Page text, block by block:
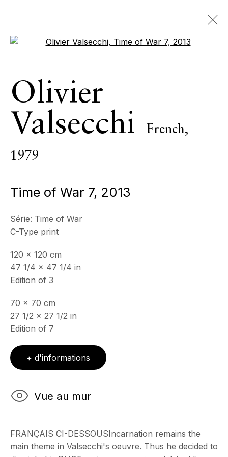
œuvres
TOUS PIÈCES D’INTÉRIEUR
SCULPTURE MONUMENTALE PHOTOGRAPHIE
06400 Cannes, France
HORAIRES D'OUVERTURE
& sur RDV
Ouvert sur rdv au mois d'août
+33 (0)6 32 00 28 89
info@echofinearts.com
Copyright © 2026 Echo Fine Arts
Open a larger version of the
Olivier
Valsecchi
French,
1979
Time of War 7, 2013
Série: Time of War
C-Type print
120 x 120 cm
47 1/4 x 47 1/4 in
Edition of 3
70 x 70 cm
27 1/2 x 27 1/2 in
Edition of 7
+ d'informations
Vue au mur
FRANÇAIS CI-DESSOUSIncarnation remains the
main theme in Valsecchi's oeuvre. Thus he decided to